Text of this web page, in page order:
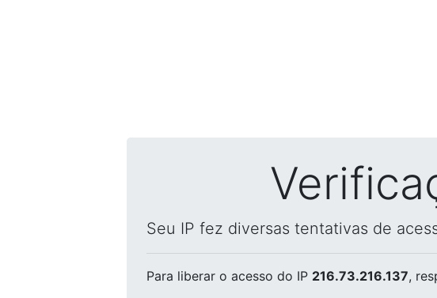
Seu IP fez diversas tentativas de
Para liberar o acesso do IP 216.73.216.137,